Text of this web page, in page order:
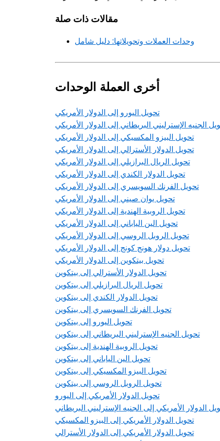
مقالات ذات صلة
وحدات العملات وتحويلاتها: دليل شامل
أخرى العملة الوحدات
تحويل اليورو إلى الدولار الأمريكي
الجنيه الإسترليني البريطاني إلى الدولار الأمريكي
تحويل البيزو المكسيكي إلى الدولار الأمريكي
تحويل الدولار الأسترالي إلى الدولار الأمريكي
تحويل الريال البرازيلي إلى الدولار الأمريكي
تحويل الدولار الكندي إلى الدولار الأمريكي
تحويل الفرنك السويسري إلى الدولار الأمريكي
تحويل يوان صيني إلى الدولار الأمريكي
تحويل الروبية الهندية إلى الدولار الأمريكي
تحويل الين الياباني إلى الدولار الأمريكي
تحويل الروبل الروسي إلى الدولار الأمريكي
تحويل دولار هونج كونج إلى الدولار الأمريكي
تحويل بيتكوين إلى الدولار الأمريكي
تحويل الدولار الأسترالي إلى بيتكوين
تحويل الريال البرازيلي إلى بيتكوين
تحويل الدولار الكندي إلى بيتكوين
تحويل الفرنك السويسري إلى بيتكوين
تحويل اليورو إلى بيتكوين
تحويل الجنيه الإسترليني البريطاني إلى بيتكوين
تحويل الروبية الهندية إلى بيتكوين
تحويل الين الياباني إلى بيتكوين
تحويل البيزو المكسيكي إلى بيتكوين
تحويل الروبل الروسي إلى بيتكوين
تحويل الدولار الأمريكي إلى اليورو
الدولار الأمريكي إلى الجنيه الإسترليني البريطاني
تحويل الدولار الأمريكي إلى البيزو المكسيكي
تحويل الدولار الأمريكي إلى الدولار الأسترالي